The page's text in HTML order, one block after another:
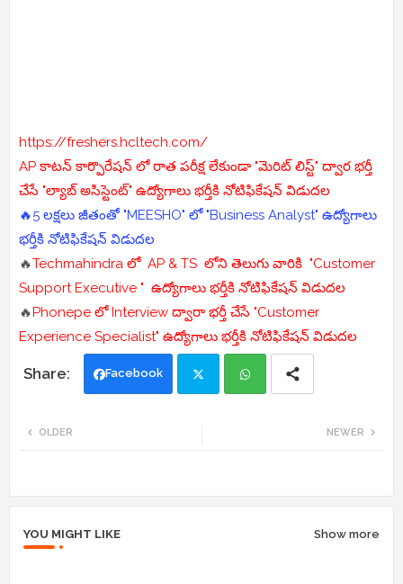
https://freshers.hcltech.com/
AP కాటన్ కార్పొరేషన్ లో రాత పరీక్ష లేకుండా "మెరిట్ లిస్ట్" ద్వార భర్తీ
చేసే "ల్యాబ్ అసిస్టెంట్" ఉద్యోగాలు భర్తీకి నోటిఫికేషన్ విడుదల
🔥5 లక్షలు జీతంతో "MEESHO" లో "Business Analyst" ఉద్యోగాలు
భర్తీకి నోటిఫికేషన్ విడుదల
🔥Techmahindra లో AP & TS లోని తెలుగు వారికి "Customer
Support Executive " ఉద్యోగాలు భర్తీకి నోటిఫికేషన్ విడుదల
🔥Phonepe లో Interview ద్వారా భర్తీ చేసే "Customer
Experience Specialist" ఉద్యోగాలు భర్తీకి నోటిఫికేషన్ విడుదల
Facebook
NEWER
OLDER
YOU MIGHT LIKE Show more